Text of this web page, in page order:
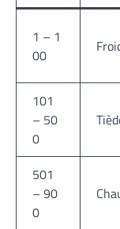
1 – 1
00
101
– 50
0
501
– 90
0